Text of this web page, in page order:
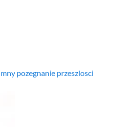
pozegnanie przeszlosci